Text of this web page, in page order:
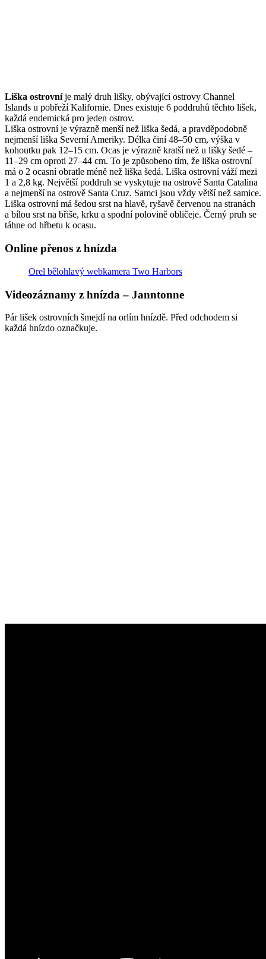
Liška ostrovníje malý druh lišky, obývající ostrovy Channel
Islands u pobřeží Kalifornie. Dnes existuje 6 poddruhů těchto lišek,
každá endemická pro jeden ostrov.
Liška ostrovní je výrazně menší než liška šedá, a pravděpodobně
nejmenší liška Severní Ameriky. Délka činí 48–50 cm, výška v
kohoutku pak 12–15 cm. Ocas je výrazně kratší než u lišky šedé –
11–29 cm oproti 27–44 cm. To je způsobeno tím, že liška ostrovní
má o 2 ocasní obratle méně než liška šedá. Liška ostrovní váží mezi
1 a 2,8 kg. Největší poddruh se vyskytuje na ostrově Santa Catalina
a nejmenší na ostrově Santa Cruz. Samci jsou vždy větší než samice.
Liška ostrovní má šedou srst na hlavě, ryšavě červenou na stranách
a bílou srst na břiše, krku a spodní polovině obličeje. Černý pruh se
táhne od hřbetu k ocasu.
Online přenos z hnízda
Orel bělohlavý webkamera Two Harbors
Videozáznamy z hnízda – Janntonne
Pár lišek ostrovních šmejdí na orlím hnízdě. Před odchodem si
každá hnízdo označkuje.